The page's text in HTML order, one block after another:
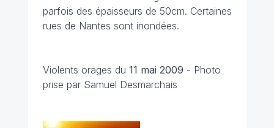
parfois des épaisseurs de 50cm. Certaines
rues de Nantes sont inondées.
Violents orages du 11 mai 2009 - Photo
prise par Samuel Desmarchais